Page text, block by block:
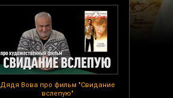
Дядя Вова про фильм "Свидание
вслепую"